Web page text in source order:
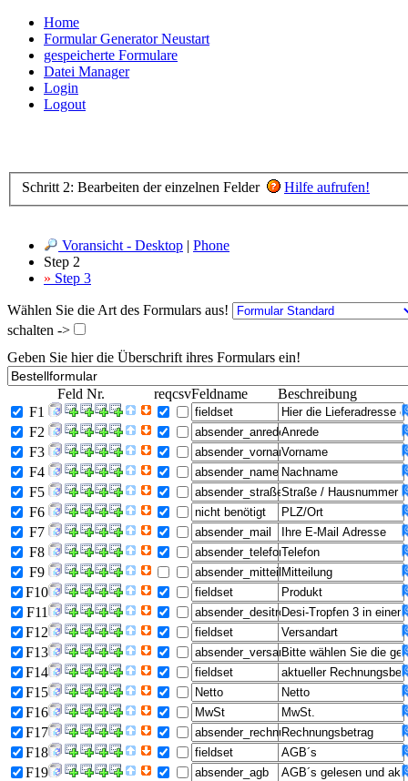
Home
Formular Generator Neustart
gespeicherte Formulare
Datei Manager
Login
Logout
Schritt 2: Bearbeiten der einzelnen Felder Hilfe aufrufen!
Voransicht - Desktop | Phone
Step 2
» Step 3
Wählen Sie die Art des Formulars aus!
schalten ->
Geben Sie hier die Überschrift ihres Formulars ein!
Feld Nr. reqcsvFeldname
Beschreibung
F1
F2
F3
F4
F5
F6
F7
F8
F9
F10
F11
F12
F13
F14
F15
F16
F17
F18
F19